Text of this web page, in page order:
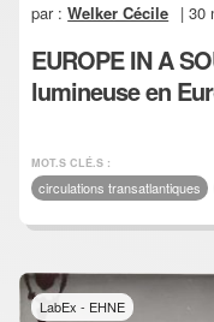
par :Welker Cécile | 30
EUROPE IN A
lumineuse en
MOT.S CLÉ.S :
circulations transatlantiques
LabEx - EHNE